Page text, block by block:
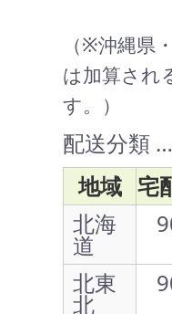
（※沖縄県
は加算され
す。）
配送分類
地域 宅
北海
道
北東
北